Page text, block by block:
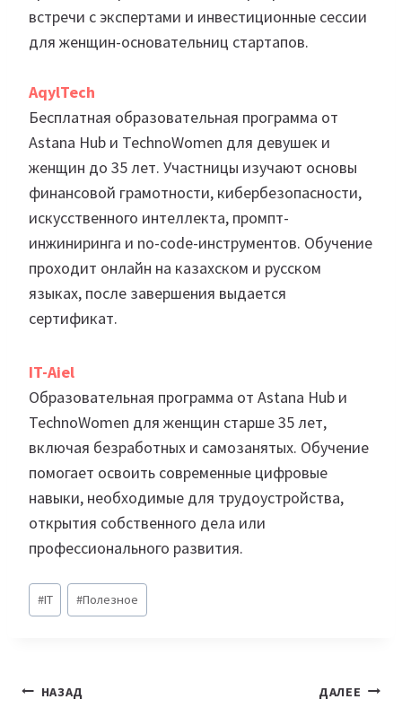
встречи с экспертами и инвестиционные сессии
для женщин-основательниц стартапов.
AqylTech
Бесплатная образовательная программа от
Astana Hub и TechnoWomen для девушек и
женщин до 35 лет. Участницы изучают основы
финансовой грамотности, кибербезопасности,
искусственного интеллекта, промпт-
инжиниринга и no-code-инструментов. Обучение
проходит онлайн на казахском и русском
языках, после завершения выдается
сертификат.
IT-Aiel
Образовательная программа от Astana Hub и
TechnoWomen для женщин старше 35 лет,
включая безработных и самозанятых. Обучение
помогает освоить современные цифровые
навыки, необходимые для трудоустройства,
открытия собственного дела или
профессионального развития.
Метки
записи:
#IT #Полезное
Навигация
НАЗАД ДАЛЕЕ